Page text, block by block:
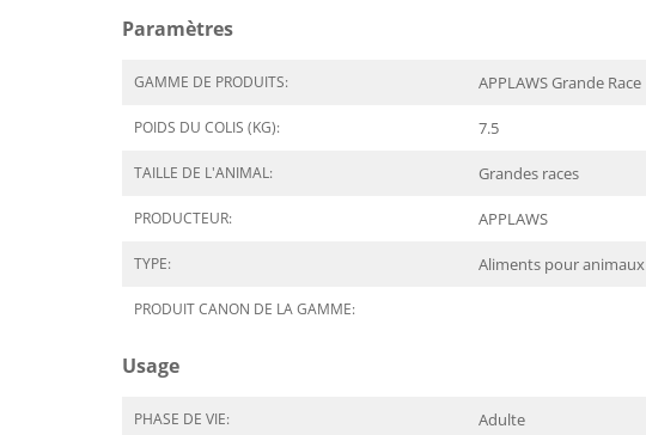
Paramètres
GAMME DE PRODUITS: APPLAWS Grande Race
POIDS DU COLIS (KG): 7.5
TAILLE DE L'ANIMAL: Grandes races
PRODUCTEUR: APPLAWS
TYPE: Aliments pour animaux
PRODUIT CANON DE LA GAMME:
Usage
PHASE DE VIE: Adulte